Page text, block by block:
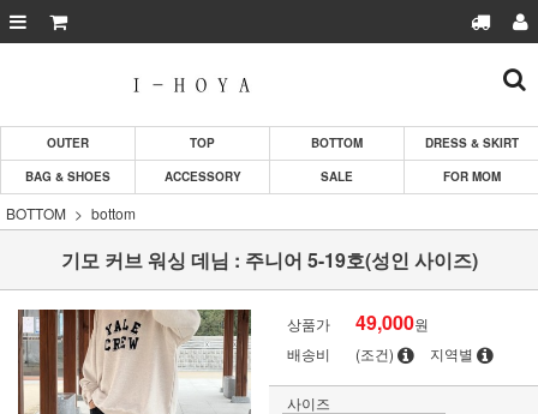
OUTER TOP BOTTOM
DRESS & SKIRT
BAG & SHOES
ACCESSORY SALE FOR MOM
BOTTOM bottom
기모 커브 워싱 데님 : 주니어 5-19호(성인 사이즈)
상품가 49,000원
배송비
(조건) 지역별
사이즈